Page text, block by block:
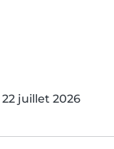
22 juillet 2026